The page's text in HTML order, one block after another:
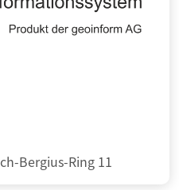
Bergius-Ring 11